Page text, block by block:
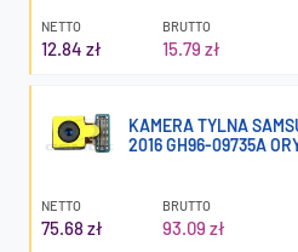
NETTO
12.84 zł
BRUTTO
15.79 zł
KAMERA TYLNA
2016 GH96-09735A
NETTO
75.68 zł
BRUTTO
93.09 zł